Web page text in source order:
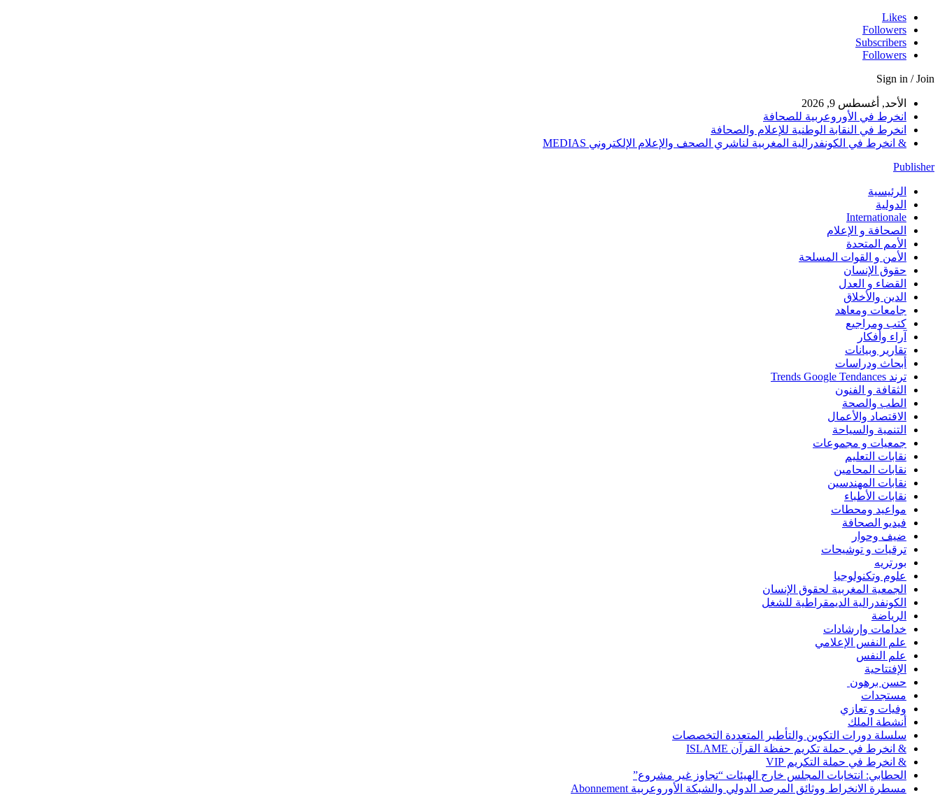
Likes
Followers
Subscribers
Followers
Sign in / Join
الأحد, أغسطس 9, 2026
انخرط في الأوروعربية للصحافة
انخرط في النقابة الوطنية للإعلام والصحافة
& انخرط في الكونفدرالية المغربية لناشري الصحف والإعلام الإلكتروني MEDIAS
Publisher
الرئيسية
الدولية
Internationale
الصحافة و الإعلام
الأمم المتحدة
الأمن و القوات المسلحة
حقوق الإنسان
القضاء و العدل
الدين والأخلاق
جامعات ومعاهد
كتب ومراجيع
آراء وأفكار
تقارير وبيانات
أبحاث ودراسات
ترند Trends Google Tendances
الثقافة و الفنون
الطب والصحة
الاقتصاد والأعمال
التنمية والسياحة
جمعيات و مجموعات
نقابات التعليم
نقابات المحامين
نقابات المهندسين
نقابات الأطباء
مواعيد ومحطات
فيديو الصحافة
ضيف وحوار
ترقيات و توشيحات
بورتريه
علوم وتكنولوجيا
الجمعية المغربية لحقوق الإنسان
الكونفدرالية الديمقراطية للشغل
الرياضة
خدامات وإرشادات
علم النفس الإعلامي
علم النفس
الإفتتاحية
حسن برهون
مستجدات
وفيات و تعازي
أنشطة الملك
سلسلة دورات التكوين والتأطير المتعددة التخصصات
& انخرط في حملة تكريم حفظة القرآن ISLAME
& انخرط في حملة التكريم VIP
الحطابي: انتخابات المجلس خارج الهيئات “تجاوز غير مشروع”
مسطرة الانخراط ووثائق المرصد الدولي والشبكة الأوروعربية Abonnement